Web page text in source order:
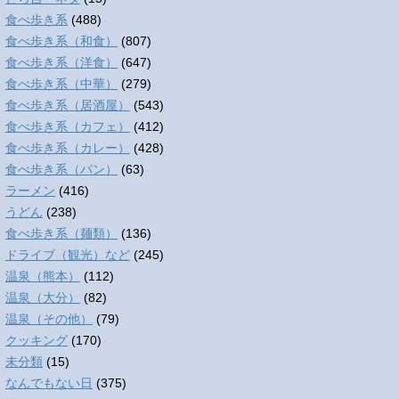
食べ歩き系 (488)
食べ歩き系（和食）
(807)
食べ歩き系（洋食）
(647)
食べ歩き系（中華）
(279)
食べ歩き系（居酒屋）
(543)
食べ歩き系（カフェ）
(412)
食べ歩き系（カレー）
(428)
食べ歩き系（パン）
(63)
ラーメン (416)
うどん (238)
食べ歩き系（麺類）
(136)
ドライブ（観光）など (245)
温泉（熊本）
(112)
温泉（大分）
(82)
温泉（その他）
(79)
クッキング (170)
未分類 (15)
なんでもない日 (375)